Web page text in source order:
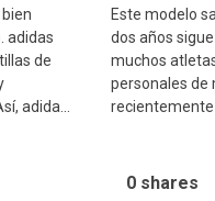
adidas
de
adida...
Este modelo
dos años
muchos
personales de
recientemente
0 shares